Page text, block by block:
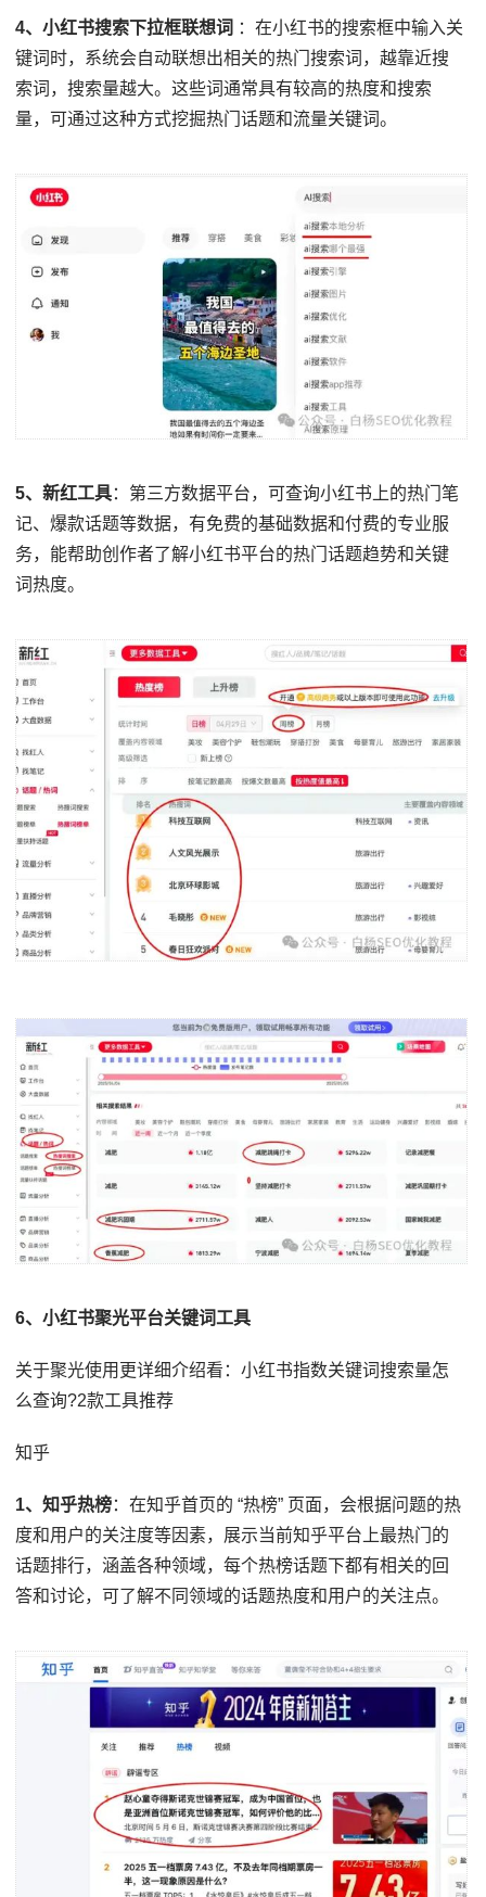
4、小红书搜索下拉框联想词 ：在小红书的搜索框中输入关
键词时，系统会自动联想出相关的热门搜索词，越靠近搜
索词，搜索量越大。这些词通常具有较高的热度和搜索
量，可通过这种方式挖掘热门话题和流量关键词。
5、新红工具：第三方数据平台，可查询小红书上的热门笔
记、爆款话题等数据，有免费的基础数据和付费的专业服
务，能帮助创作者了解小红书平台的热门话题趋势和关键
词热度。
6、小红书聚光平台关键词工具
关于聚光使用更详细介绍看：小红书指数关键词搜索量怎
么查询?2款工具推荐
知乎
1、知乎热榜：在知乎首页的 “热榜” 页面，会根据问题的热
度和用户的关注度等因素，展示当前知乎平台上最热门的
话题排行，涵盖各种领域，每个热榜话题下都有相关的回
答和讨论，可了解不同领域的话题热度和用户的关注点。